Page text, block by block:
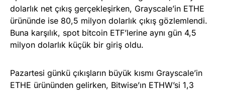
dolarlık net çıkış gerçekleşirken, Grayscale’in ETHE
ürününde ise 80,5 milyon dolarlık çıkış gözlemlendi.
Buna karşılık, spot bitcoin ETF’lerine aynı gün 4,5
milyon dolarlık küçük bir giriş oldu.
Pazartesi günkü çıkışların büyük kısmı Grayscale’in
ETHE ürününden gelirken, Bitwise’ın ETHW’si 1,3